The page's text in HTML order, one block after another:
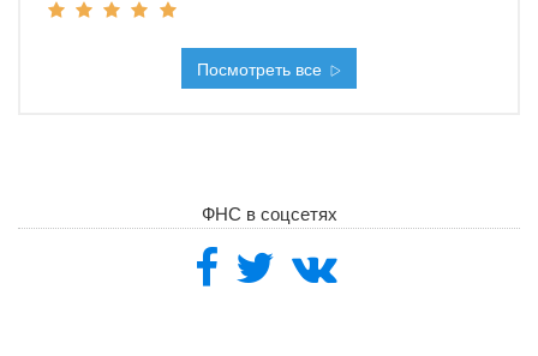
Посмотреть все
ФНС в соцсетях